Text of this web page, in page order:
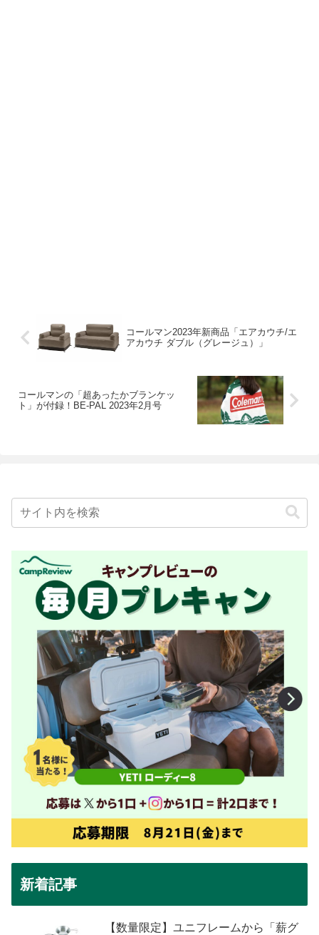
コールマン2023年新商品「エアカウチ/エ
アカウチ ダブル（グレージュ）」
コールマンの「超あったかブランケッ
ト」が付録！BE-PAL 2023年2月号
新着記事
【数量限定】ユニフレームから「薪グ